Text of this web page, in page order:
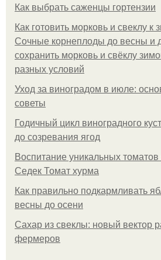
Как выбрать саженцы гортензии
Как готовить морковь и свеклу
Сочные корнеплоды до весны и
сохранить морковь и свёклу
разных условий
Уход за виноградом в июле:
советы
Годичный цикл виноградного
до созревания ягод
Воспитание уникальных
Седек Томат хурма
Как правильно подкармливать
весны до осени
Сахар из свеклы: новый вектор
фермеров